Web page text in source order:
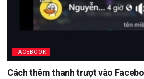
FACEBOOK
Cách thêm thanh trượt vào